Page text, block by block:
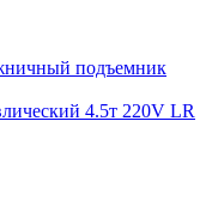
4.5т 220V LR